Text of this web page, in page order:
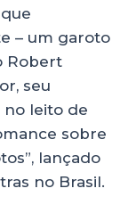
– um garoto
Robert
seu
no leito de
sobre
lançado
no Brasil.